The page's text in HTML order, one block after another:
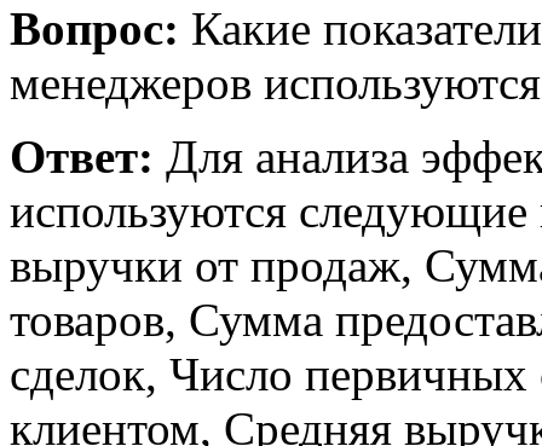
Вопрос: Какие
менеджеров
Ответ: Для анализа
используются
выручки от продаж,
товаров, Сумма
сделок, Число первичных
клиентом, Средняя